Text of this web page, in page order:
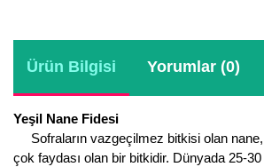
Ürün Bilgisi Yorumlar (0)
Yeşil Nane Fidesi
Sofraların vazgeçilmez bitkisi olan nane,
çok faydası olan bir bitkidir. Dünyada 25-